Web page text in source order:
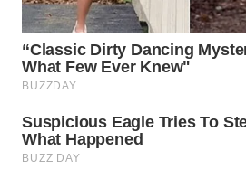
MADURA
SURABAYA